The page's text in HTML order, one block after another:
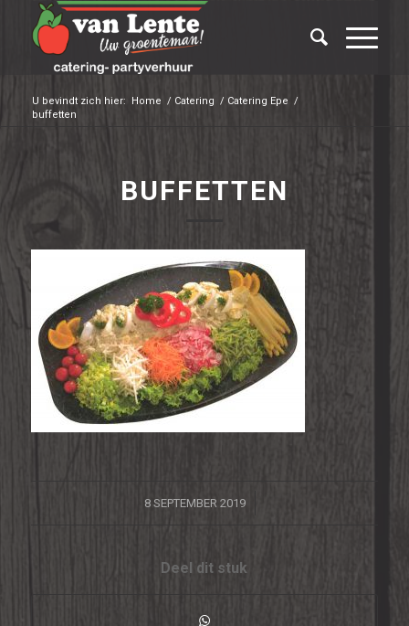
U bevindt zich hier: Home / Catering / Catering Epe /
buffetten
BUFFETTEN
8 SEPTEMBER 2019
/
Deel dit stuk